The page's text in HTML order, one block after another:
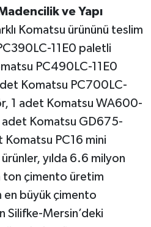
ve Yapı
Komatsu ürününü teslim
11E0 paletli
PC490LC-11E0
Komatsu PC700LC-
1 adet Komatsu WA600-
adet Komatsu GD675-
PC16 mini
yılda 6.6 milyon
ton çimento üretim
en büyük çimento
Silifke-Mersin’deki